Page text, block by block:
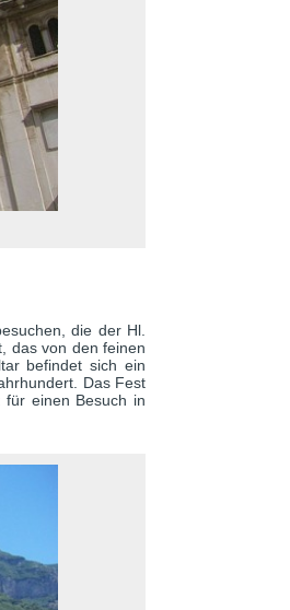
die der Hl.
das von den feinen
befindet sich ein
Das Fest
einen Besuch in